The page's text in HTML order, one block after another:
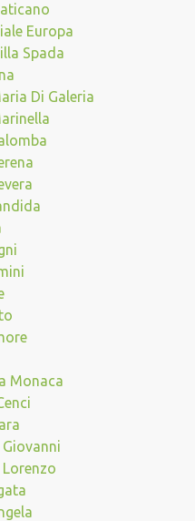
Europa
Spada
Di Galeria
Monaca